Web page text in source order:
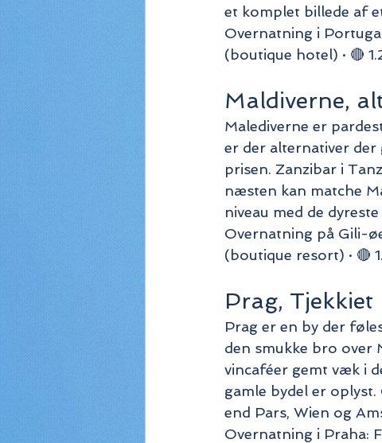
et komplet billede af
Overnatning i
(boutique hotel) · 🔴
Maldiverne,
Malediverne er
er der alternativer
prisen. Zanzibar i
næsten kan matche
niveau med de
Overnatning på Gili-
(boutique resort) · 🔴
Prag, Tjekkiet
Prag er en by der
den smukke bro over
vincaféer gemt væk i
gamle bydel er
end Pars, Wien og
Overnatning i Praha: